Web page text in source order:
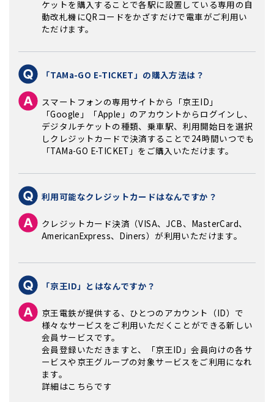
ケットを購入することで各駅に設置している専用の自
動改札機にQRコードをかざすだけで電車がご利用い
ただけます。
「TAMa-GO E-TICKET」の購入方法は？
スマートフォンの専用サイトから「京王ID」
「Google」「Apple」のアカウントからログインし、
デジタルチケットの種類、乗車駅、利用開始日を選択
しクレジットカードで決済することで24時間いつでも
「TAMa-GO E-TICKET」をご購入いただけます。
利用可能なクレジットカードはなんですか？
クレジットカード決済（VISA、JCB、MasterCard、
AmericanExpress、Diners）が利用いただけます。
「京王ID」とはなんですか？
京王電鉄が提供する、ひとつのアカウント（ID）で
様々なサービスをご利用いただくことができる新しい
会員サービスです。
会員登録いただきますと、「京王ID」会員向けの各サ
ービスや京王グループの対象サービスをご利用になれ
ます。
詳細はこちら です